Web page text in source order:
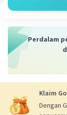
yang
Ini
Perdalam
Klaim
Dengan